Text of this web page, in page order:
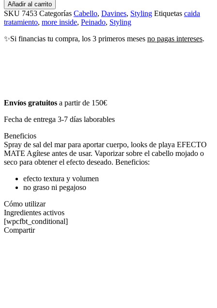
Añadir al carrito
SKU 7453 Categorías Cabello, Davines, Styling Etiquetas caida
tratamiento, more inside, Peinado, Styling
✨Si financias tu compra, los 3 primeros meses no pagas intereses.
Envíos gratuitos a partir de 150€
Fecha de entrega 3-7 días laborables
Beneficios
Spray de sal del mar para aportar cuerpo, looks de playa EFECTO
MATE Agítese antes de usar. Vaporizar sobre el cabello mojado o
seco para obtener el efecto deseado. Beneficios:
efecto textura y volumen
no graso ni pegajoso
Cómo utilizar
Ingredientes activos
[wpcfbt_conditional]
Compartir